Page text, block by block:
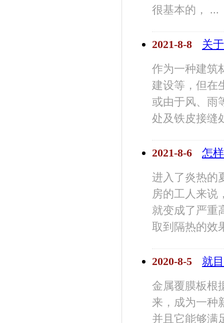
很基本的， ...
2021-8-8
关
作为一种建筑
建设等，但在
或由于风、雨
处及铁皮接缝
2021-8-6
怎
进入了炎热的
房的工人来说
就变成了严重
取到隔热的效
2020-8-5
就
金属覆膜板根
来，成为一种
并且它能够满